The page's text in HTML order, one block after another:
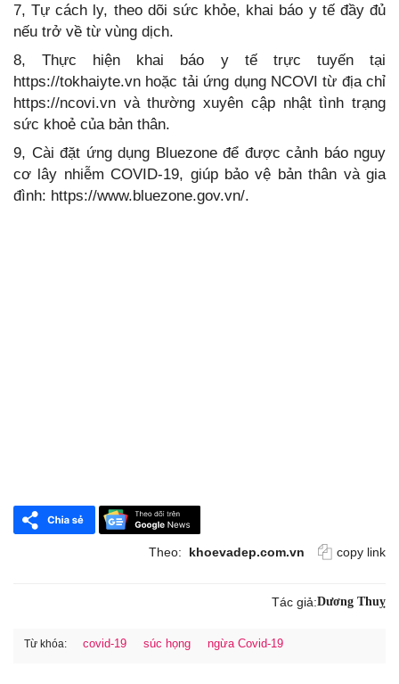
7, Tự cách ly, theo dõi sức khỏe, khai báo y tế đầy đủ
nếu trở về từ vùng dịch.
8, Thực hiện khai báo y tế trực tuyến tại
https://tokhaiyte.vn hoặc tải ứng dụng NCOVI từ địa chỉ
https://ncovi.vn và thường xuyên cập nhật tình trạng
sức khoẻ của bản thân.
9, Cài đặt ứng dụng Bluezone để được cảnh báo nguy
cơ lây nhiễm COVID-19, giúp bảo vệ bản thân và gia
đình: https://www.bluezone.gov.vn/.
Theo: khoevadep.com.vn copy link
Tác giả:Dương Thuỵ
Từ khóa: covid-19 súc họng ngừa Covid-19